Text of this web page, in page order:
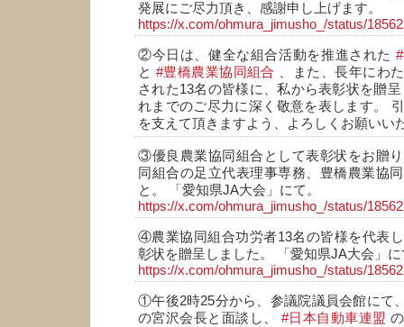
発展にご尽力頂き、感謝申し上げます。
https://x.com/ohmura_jimusho_/status/
②今日は、健全な組合活動を推進された
と #豊橋農業協同組合
、また、長年にわ
された13名の皆様に、私から表彰状を贈
れまでのご尽力に深く敬意を表します。
を支えて頂きますよう、よろしくお願いい
③優良農業協同組合として表彰状をお贈
同組合の足立代表理事専務、豊橋農業協
と。 「愛知県JA大会」にて。
https://x.com/ohmura_jimusho_/status/
④農業協同組合功労者13名の皆様を代表
彰状を贈呈しました。 「愛知県JA大会」に
https://x.com/ohmura_jimusho_/status/
①午後2時25分から、参議院議員会館にて
の宮沢会長と面談し、 #日本自動車連盟